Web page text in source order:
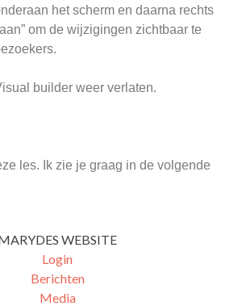
het scherm en daarna rechts
om de wijzigingen zichtbaar te
builder weer verlaten.
les. Ik zie je graag in de volgende
WEBSITE
Login
Berichten
Media